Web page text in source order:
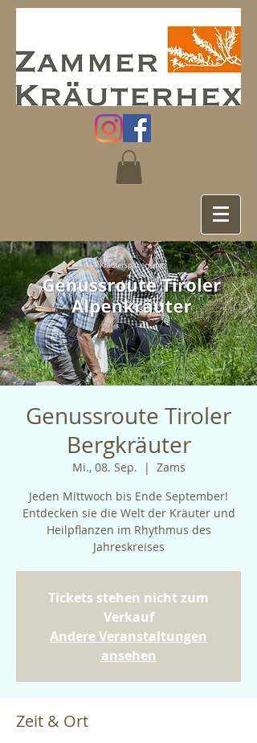
Genussroute Tiroler
Bergkräuter
Mi., 08. Sep.
  |
Zams
Jeden Mittwoch bis Ende September!
Entdecken sie die Welt der Kräuter und
Heilpflanzen im Rhythmus des
Jahreskreises
Tickets stehen nicht zum
Verkauf
Andere Veranstaltungen
ansehen
Zeit & Ort